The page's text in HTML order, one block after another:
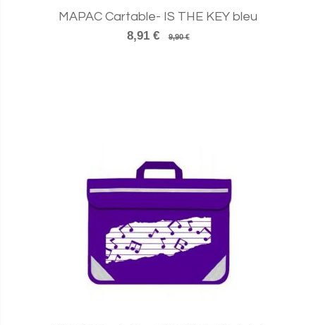
MAPAC Cartable- IS THE KEY bleu
8,91 €
9,90 €